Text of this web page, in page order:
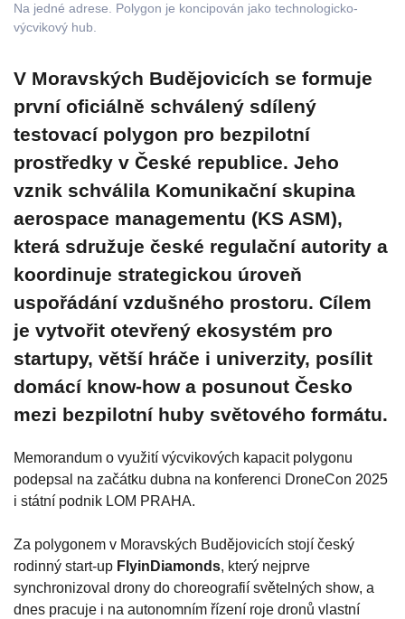
Na jedné adrese. Polygon je koncipován jako technologicko-
výcvikový hub.
V Moravských Budějovicích se formuje
první oficiálně schválený sdílený
testovací polygon pro bezpilotní
prostředky v České republice. Jeho
vznik schválila Komunikační skupina
aerospace managementu (KS ASM),
která sdružuje české regulační autority a
koordinuje strategickou úroveň
uspořádání vzdušného prostoru. Cílem
je vytvořit otevřený ekosystém pro
startupy, větší hráče i univerzity, posílit
domácí know-how a posunout Česko
mezi bezpilotní huby světového formátu.
Memorandum o využití výcvikových kapacit polygonu
podepsal na začátku dubna na konferenci DroneCon 2025
i státní podnik LOM PRAHA.
Za polygonem v Moravských Budějovicích stojí český
rodinný start-up FlyinDiamonds, který nejprve
synchronizoval drony do choreografií světelných show, a
dnes pracuje i na autonomním řízení roje dronů vlastní